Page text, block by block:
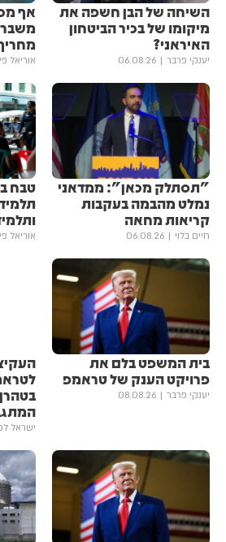
השיחה של הבן חשפה את
מיקומו של בכיר הביטחון
האיראני?
יענקי פרבר 06.08.26
אף
אוריאל
"תסתלק מכאן": ממדאני
נמלט מהבמה בעקבות
קריאות מחאה
חיים בלוי 06.08.26
טבח
אוריאל
בית המשפט בלם את
פרויקט הענק של טראמפ
יענקי פרבר 08.08.26
ישראל